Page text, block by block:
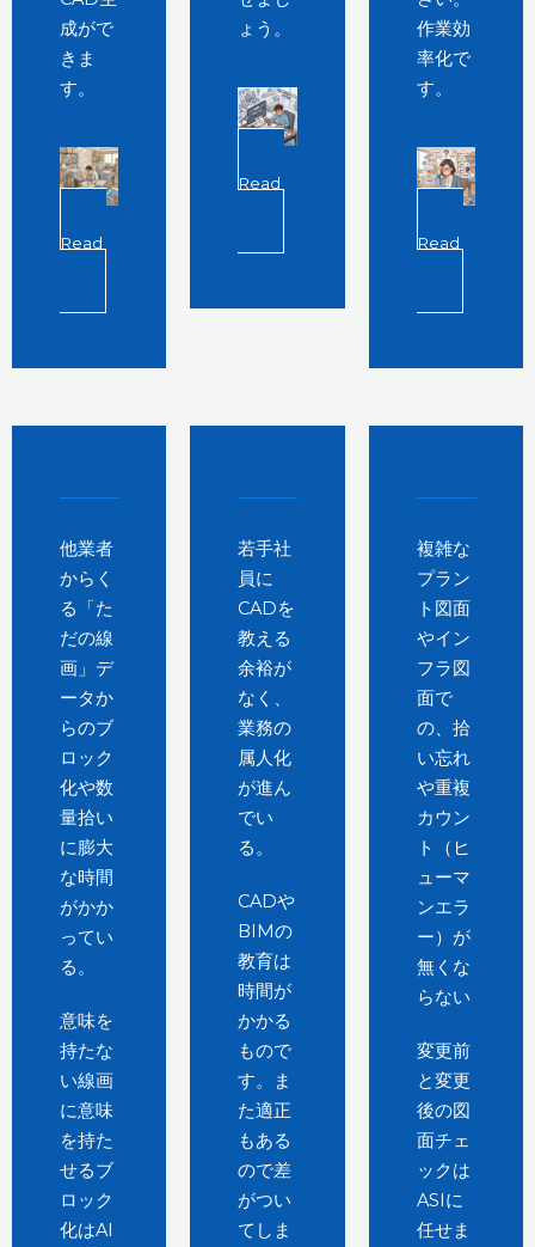
成がで
きま
す。
Read
ょう。
Read
作業効
率化で
す。
Read
他業者
からく
る「た
だの線
画」デ
ータか
らのブ
ロック
化や数
量拾い
に膨大
な時間
がかか
ってい
る。
意味を
持たな
い線画
に意味
を持た
せるブ
ロック
化はAI
若手社
員に
CADを
教える
余裕が
なく、
業務の
属人化
が進ん
でい
る。
CADや
BIMの
教育は
時間が
かかる
もので
す。ま
た適正
もある
ので差
がつい
てしま
複雑な
プラン
ト図面
やイン
フラ図
面で
の、拾
い忘れ
や重複
カウン
ト（ヒ
ューマ
ンエラ
ー）が
無くな
らない
変更前
と変更
後の図
面チェ
ックは
ASIに
任せま